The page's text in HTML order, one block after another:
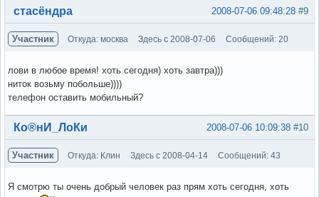
Вне форума #9
2008-07-06 09:48:28
стасёндра
Участник Откуда: москва Здесь с 2008-07-06 Сообщений: 20
лови в любое время! хоть сегодня) хоть завтра)))
ниток возьму побольше))))
телефон оставить мобильный?
Вне форума #10
2008-07-06 10:09:38
Ко®нИ_ЛоКи
Участник Откуда: Клин Здесь с 2008-04-14 Сообщений: 43
Я смотрю ты очень добрый человек раз прям хоть сегодня, хоть